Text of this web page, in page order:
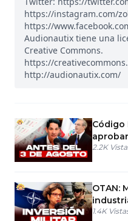
https://instagram.com/
https://
Audionautix tiene una
Creative Commons.
https://
http://audionautix.com/
Código
2.2K
OTAN:
1.4K